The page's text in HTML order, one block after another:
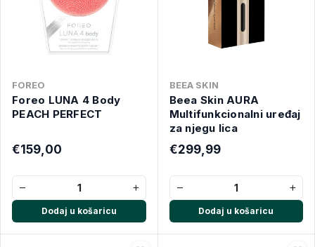
FOREO
Foreo LUNA 4 Body
PEACH PERFECT
€159,00
− +
Dodaj u košaricu
BEEA SKIN
Beea Skin AURA
Multifunkcionalni uređaj
za njegu lica
€299,99
− +
Dodaj u košaricu